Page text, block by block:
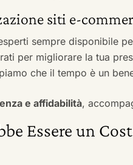
siti e-
sempre disponibile
per migliorare la tua
che il tempo è un
e affidabilità,
Essere un